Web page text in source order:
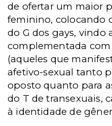
de ofertar um maior
feminino, colocando
do G dos gays, vindo
complementada com
(aqueles que
afetivo-sexual tanto
oposto quanto para
do T de transexuais,
à identidade de